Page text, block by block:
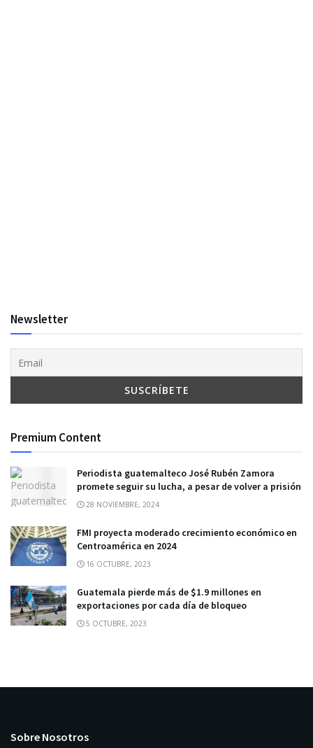
Newsletter
Premium Content
Periodista guatemalteco José Rubén Zamora
promete seguir su lucha, a pesar de volver a prisión
28 NOVIEMBRE, 2024
FMI proyecta moderado crecimiento económico en
Centroamérica en 2024
16 OCTUBRE, 2023
Guatemala pierde más de $1.9 millones en
exportaciones por cada día de bloqueo
5 OCTUBRE, 2023
Sobre Nosotros